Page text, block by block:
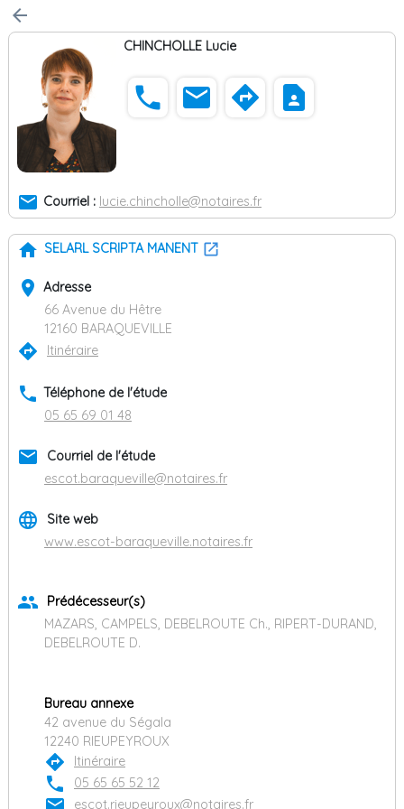
arrow_back
CHINCHOLLE Lucie
phone email directions contact_page
email Courriel : lucie.chincholle@notaires.fr
home SELARL SCRIPTA MANENT
place Adresse
66 Avenue du Hêtre
12160 BARAQUEVILLE
directions Itinéraire
phone Téléphone de l'étude
05 65 69 01 48
email
Courriel de l'étude
escot.baraqueville@notaires.fr
language
Site web
www.escot-baraqueville.notaires.fr
group
Prédécesseur(s)
MAZARS, CAMPELS, DEBELROUTE Ch., RIPERT-DURAND,
DEBELROUTE D.
Bureau annexe
42 avenue du Ségala
12240 RIEUPEYROUX
directions Itinéraire
phone 05 65 65 52 12
escot.rieupeyroux@notaires.fr